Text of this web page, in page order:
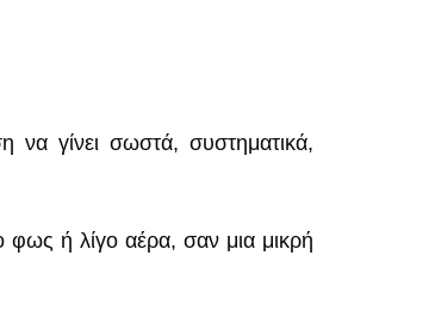
γίνει σωστά, συστηματικά,
φως ή λίγο αέρα, σαν μια μικρή